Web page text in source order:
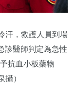
汗，救護人員到場
診醫師判定為急性
抗血小板藥物
攝）